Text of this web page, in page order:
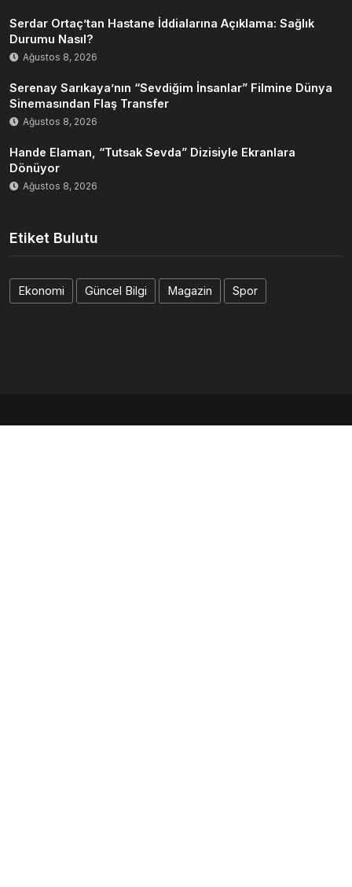
Serdar Ortaç’tan Hastane İddialarına Açıklama: Sağlık
Durumu Nasıl?
Ağustos 8, 2026
Serenay Sarıkaya’nın “Sevdiğim İnsanlar” Filmine Dünya
Sinemasından Flaş Transfer
Ağustos 8, 2026
Hande Elaman, “Tutsak Sevda” Dizisiyle Ekranlara
Dönüyor
Ağustos 8, 2026
Etiket Bulutu
Ekonomi Güncel Bilgi Magazin Spor